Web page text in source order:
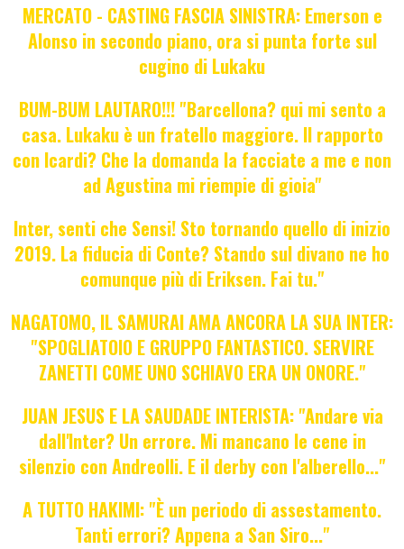
MERCATO - CASTING FASCIA SINISTRA: Emerson e
Alonso in secondo piano, ora si punta forte sul
cugino di Lukaku
BUM-BUM LAUTARO!!! "Barcellona? qui mi sento a
casa. Lukaku è un fratello maggiore. Il rapporto
con Icardi? Che la domanda la facciate a me e non
ad Agustina mi riempie di gioia"
Inter, senti che Sensi! Sto tornando quello di inizio
2019. La fiducia di Conte? Stando sul divano ne ho
comunque più di Eriksen. Fai tu."
NAGATOMO, IL SAMURAI AMA ANCORA LA SUA INTER:
"SPOGLIATOIO E GRUPPO FANTASTICO. SERVIRE
ZANETTI COME UNO SCHIAVO ERA UN ONORE."
JUAN JESUS E LA SAUDADE INTERISTA: "Andare via
dall'Inter? Un errore. Mi mancano le cene in
silenzio con Andreolli. E il derby con l'alberello..."
A TUTTO HAKIMI: "È un periodo di assestamento.
Tanti errori? Appena a San Siro..."